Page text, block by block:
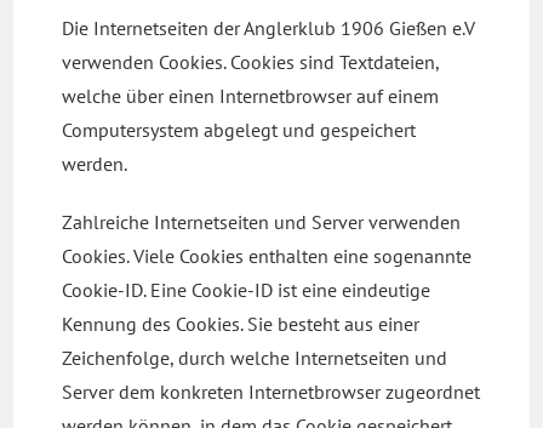
Die Internetseiten der Anglerklub 1906 Gießen e.V
verwenden Cookies. Cookies sind Textdateien,
welche über einen Internetbrowser auf einem
Computersystem abgelegt und gespeichert
werden.
Zahlreiche Internetseiten und Server verwenden
Cookies. Viele Cookies enthalten eine sogenannte
Cookie-ID. Eine Cookie-ID ist eine eindeutige
Kennung des Cookies. Sie besteht aus einer
Zeichenfolge, durch welche Internetseiten und
Server dem konkreten Internetbrowser zugeordnet